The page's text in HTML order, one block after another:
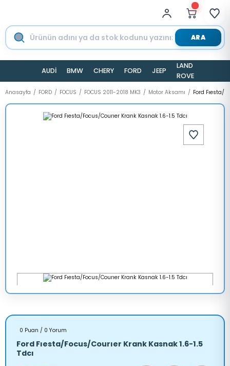
ARA
AUDİ BMW CHERY FORD JEEP
LAND
ROVER
Anasayfa FORD FOCUS FOCUS 2011-2018 MK3 Motor Aksamı Ford Fıesta/
0 Puan / 0 Yorum
Ford Fıesta/Focus/Courıer Krank Kasnak 1.6-1.5
Tdcı